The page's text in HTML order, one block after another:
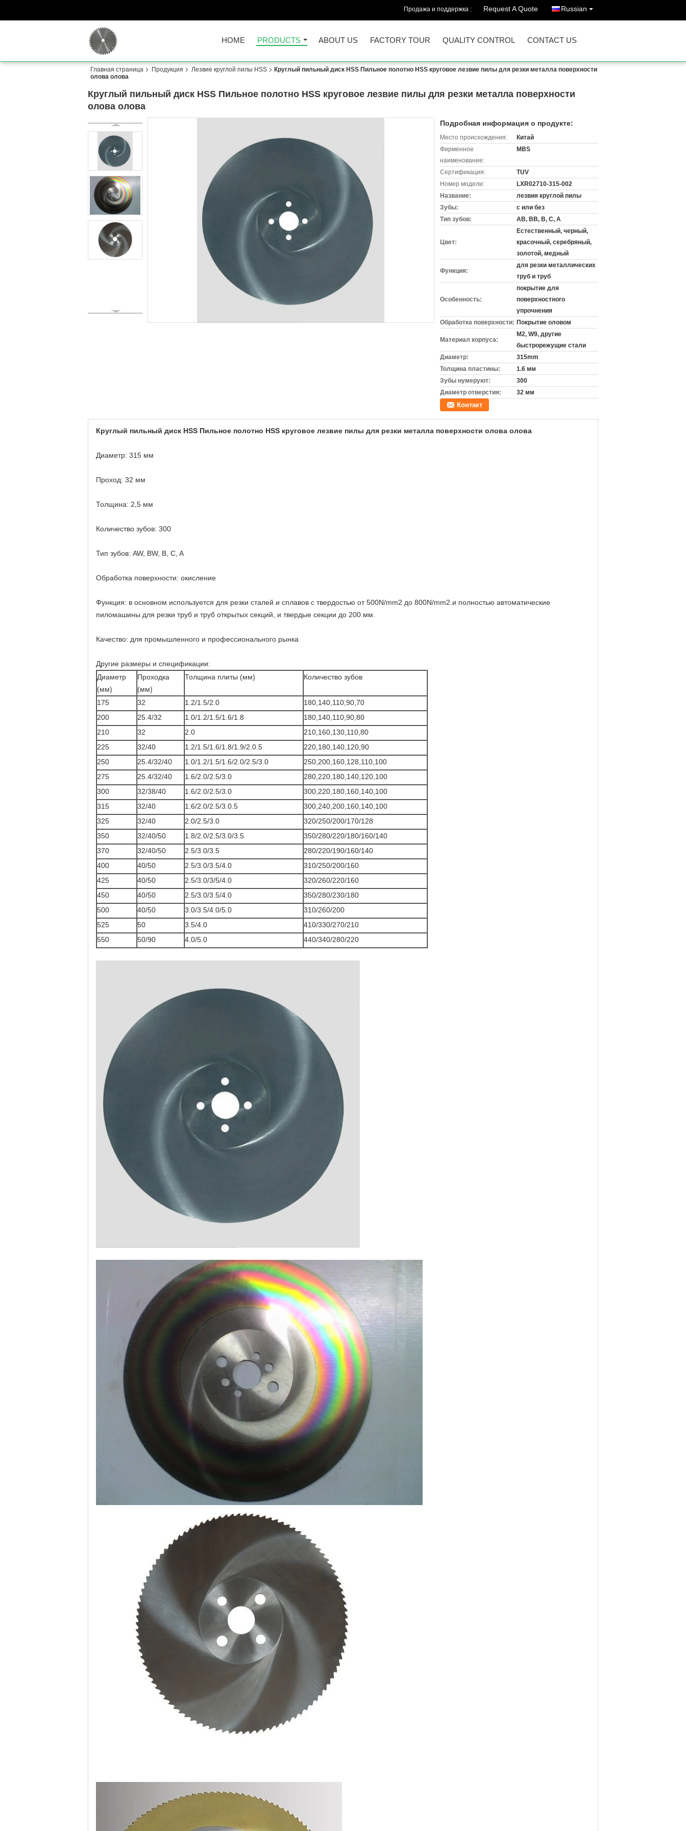
Продажа и поддержка : Request A Quote Russian
HOME PRODUCTS ABOUT US FACTORY TOUR QUALITY CONTROL CONTACT US
Главная страница Продукция Лезвие круглой пилы HSS
Круглый пильный диск HSS Пильное полотно HSS круговое лезвие пилы для резки металла поверхности
олова олова
Круглый пильный диск HSS Пильное полотно HSS круговое лезвие пилы для резки металла поверхности
олова олова
Подробная информация о продукте:
Место происхождения:
Китай
Фирменное
наименование:
MBS
Сертификация:
TUV
Номер модели:
LXR02710-315-002
Название:
лезвия круглой пилы
Зубы:
с или без
Тип зубов:
АВ, ВВ, В, С, А
Цвет:
Естественный, черный,
красочный, серебряный,
золотой, медный
Функция:
для резки металлических
труб и труб
Особенность:
покрытие для
поверхностного
упрочнения
Обработка поверхности: Покрытие оловом
Материал корпуса:
M2, W9, другие
быстрорежущие стали
Диаметр:
315mm
Толщина пластины:
1.6 мм
Зубы нумеруют:
300
Диаметр отверстия:
32 мм
Контакт
Круглый пильный диск HSS Пильное полотно HSS круговое лезвие пилы для резки металла поверхности олова олова
Диаметр: 315 мм
Проход: 32 мм
Толщина: 2,5 мм
Количество зубов: 300
Тип зубов: AW, BW, B, C, A
Обработка поверхности: окисление
Функция: в основном используется для резки сталей и сплавов с твердостью от 500N/mm2 до 800N/mm2.и полностью автоматические
пиломашины для резки труб и труб открытых секций, и твердые секции до 200 мм.
Качество: для промышленного и профессионального рынка
Другие размеры и спецификации:
Диаметр
(мм)
Проходка
(мм)
Толщина плиты (мм) Количество зубов
175 32 1.2/1.5/2.0
180,140,110,90,70
200
25.4/32 1.0/1.2/1.5/1.6/1.8
180,140,110,90,80
210
32 2.0
210,160,130,110,80
225
32/40 1.2/1.5/1.6/1.8/1.9/2.0.5
220,180,140,120,90
250
25.4/32/40 1.0/1.2/1.5/1.6/2.0/2.5/3.0
250,200,160,128,110,100
275
25.4/32/40 1.6/2.0/2.5/3.0
280,220,180,140,120,100
300
32/38/40 1.6/2.0/2.5/3.0
300,220,180,160,140,100
315
32/40 1.6/2.0/2.5/3.0.5
300,240,200,160,140,100
325
32/40 2.0/2.5/3.0
320/250/200/170/128
350
32/40/50 1.8/2.0/2.5/3.0/3.5
350/280/220/180/160/140
370
32/40/50 2.5/3.0/3.5
280/220/190/160/140
400
40/50 2.5/3.0/3.5/4.0
310/250/200/160
425
40/50 2.5/3.0/3/5/4.0
320/260/220/160
450
40/50 2.5/3.0/3.5/4.0
350/280/230/180
500
40/50 3.0/3.5/4.0/5.0
310/260/200
525
50 3.5/4.0
410/330/270/210
550
50/90 4.0/5.0 440/340/280/220